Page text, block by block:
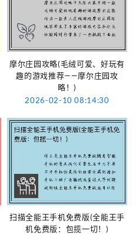
摩尔庄园攻略(毛绒可爱、好玩有
趣的游戏推荐——摩尔庄园攻
略！)
2026-02-10 08:14:30
扫描全能王手机免费版(全能王手
机免费版：包揽一切！)